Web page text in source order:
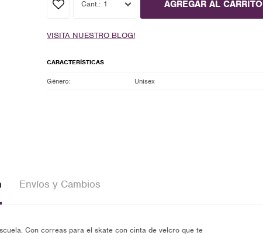
1 AGREGAR AL CARRITO
VISITA NUESTRO BLOG!
CARACTERÍSTICAS
Género Unisex
Envíos y Cambios
Con correas para el skate con cinta de velcro que te